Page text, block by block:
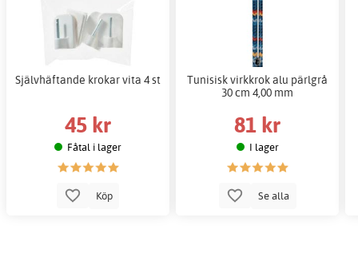
Självhäftande krokar vita 4 st
45 kr
Fåtal i lager
Köp
Tunisisk virkkrok alu pärlgrå
30 cm 4,00 mm
81 kr
I lager
Se alla